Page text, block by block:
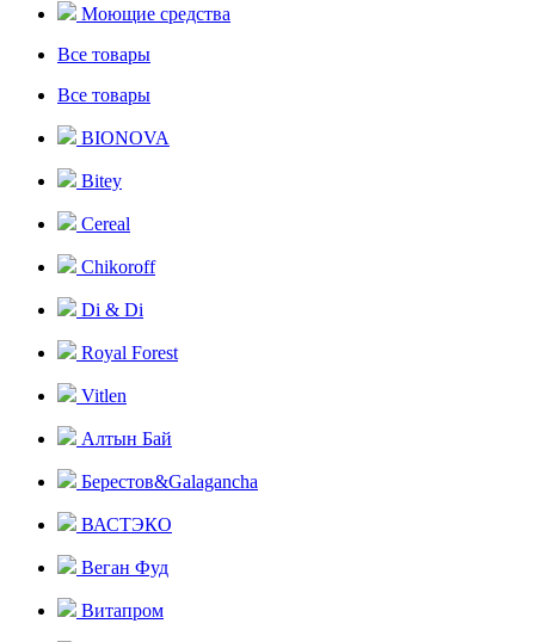
Моющие средства
Все товары
Все товары
BIONOVA
Bitey
Cereal
Chikoroff
Di & Di
Royal Forest
Vitlen
Алтын Бай
Берестов&Galagancha
ВАСТЭКО
Веган Фуд
Витапром